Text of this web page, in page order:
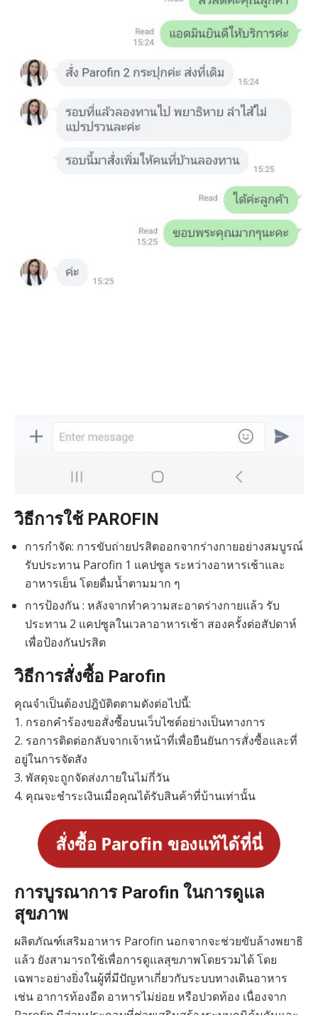
วิธีการใช้ PAROFIN
การกำจัด: การขับถ่ายปรสิตออกจากร่างกายอย่างสมบูรณ์
รับประทาน Parofin 1 แคปซูล ระหว่างอาหารเช้าและ
อาหารเย็น โดยดื่มน้ำตามมาก ๆ
การป้องกัน : หลังจากทำความสะอาดร่างกายแล้ว รับ
ประทาน 2 แคปซูลในเวลาอาหารเช้า สองครั้งต่อสัปดาห์
เพื่อป้องกันปรสิต
วิธีการสั่งซื้อ Parofin
คุณจำเป็นต้องปฎิบัติตตามดังต่อไปนี้:
1. กรอกคำร้องขอสั่งซื้อบนเว็บไซต์อย่างเป็นทางการ
2. รอการติดต่อกลับจากเจ้าหน้าที่เพื่อยืนยันการสั่งซื้อและที่
อยู่ในการจัดสัง
3. พัสดุจะถูกจัดส่งภายในไม่กี่วัน
4. คุณจะชำระเงินเมื่อคุณได้รับสินค้าที่บ้านเท่านั้น
สั่งซื้อ Parofin ของแท้ได้ที่นี่
การบูรณาการ Parofin ในการดูแล
สุขภาพ
ผลิตภัณฑ์เสริมอาหาร Parofin นอกจากจะช่วยขับล้างพยาธิ
แล้ว ยังสามารถใช้เพื่อการดูแลสุขภาพโดยรวมได้ โดย
เฉพาะอย่างยิ่งในผู้ที่มีปัญหาเกี่ยวกับระบบทางเดินอาหาร
เช่น อาการท้องอืด อาหารไม่ย่อย หรือปวดท้อง เนื่องจาก